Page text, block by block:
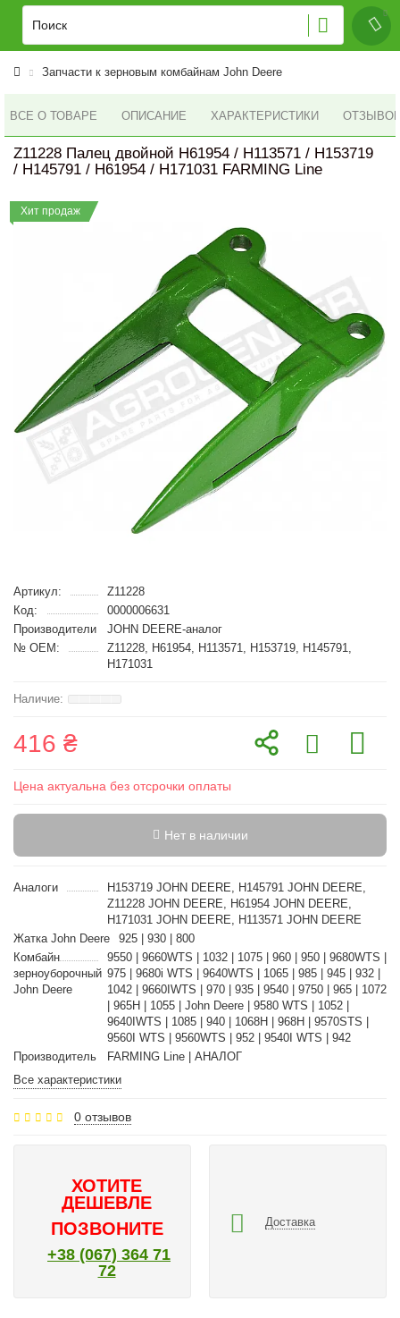
Запчасти к зерновым комбайнам John Deere
ВСЕ О ТОВАРЕ ОПИСАНИЕ ХАРАКТЕРИСТИКИ ОТЗЫВОВ
Z11228 Палец двойной H61954 / H113571 / H153719
/ H145791 / H61954 / H171031 FARMING Line
Хит продаж
Артикул:
Z11228
Код:
0000006631
Производители
JOHN DEERE-аналог
№ OEM:
Z11228, H61954, H113571, H153719, H145791,
H171031
416 ₴
Цена актуальна без отсрочки оплаты
Нет в наличии
Аналоги
H153719 JOHN DEERE, H145791 JOHN DEERE,
Z11228 JOHN DEERE, H61954 JOHN DEERE,
H171031 JOHN DEERE, H113571 JOHN DEERE
Жатка John Deere
925 | 930 | 800
Комбайн
зерноуборочный
John Deere
9550 | 9660WTS | 1032 | 1075 | 960 | 950 | 9680WTS |
975 | 9680i WTS | 9640WTS | 1065 | 985 | 945 | 932 |
1042 | 9660IWTS | 970 | 935 | 9540 | 9750 | 965 | 1072
| 965H | 1055 | John Deere | 9580 WTS | 1052 |
9640IWTS | 1085 | 940 | 1068H | 968H | 9570STS |
9560I WTS | 9560WTS | 952 | 9540I WTS | 942
Производитель
FARMING Line | АНАЛОГ
Все характеристики
0 отзывов
ХОТИТЕ
ДЕШЕВЛЕ
ПОЗВОНИТЕ
+38 (067) 364 71
72
Доставка